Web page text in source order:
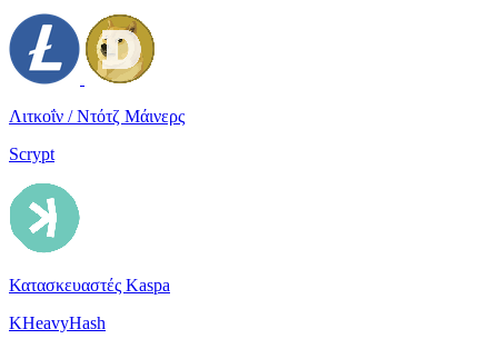
Λιτκοΐν / Ντότζ Μάινερς
Scrypt
Κατασκευαστές Kaspa
KHeavyHash